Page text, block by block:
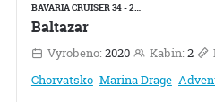
BAVARIA CRUISER 34 - 2…
Baltazar
Vyrobeno: 2020 Kabin: 2
Chorvatsko Marina Drage